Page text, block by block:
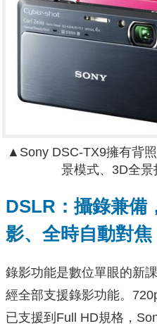
▲Sony DSC-TX9擁有背
景模式、3D全景
DSLR：攝錄兼備
影、全時自動對焦
錄影功能是數位單眼的新
經全部支援錄影功能。
已支援到Full HD規格，